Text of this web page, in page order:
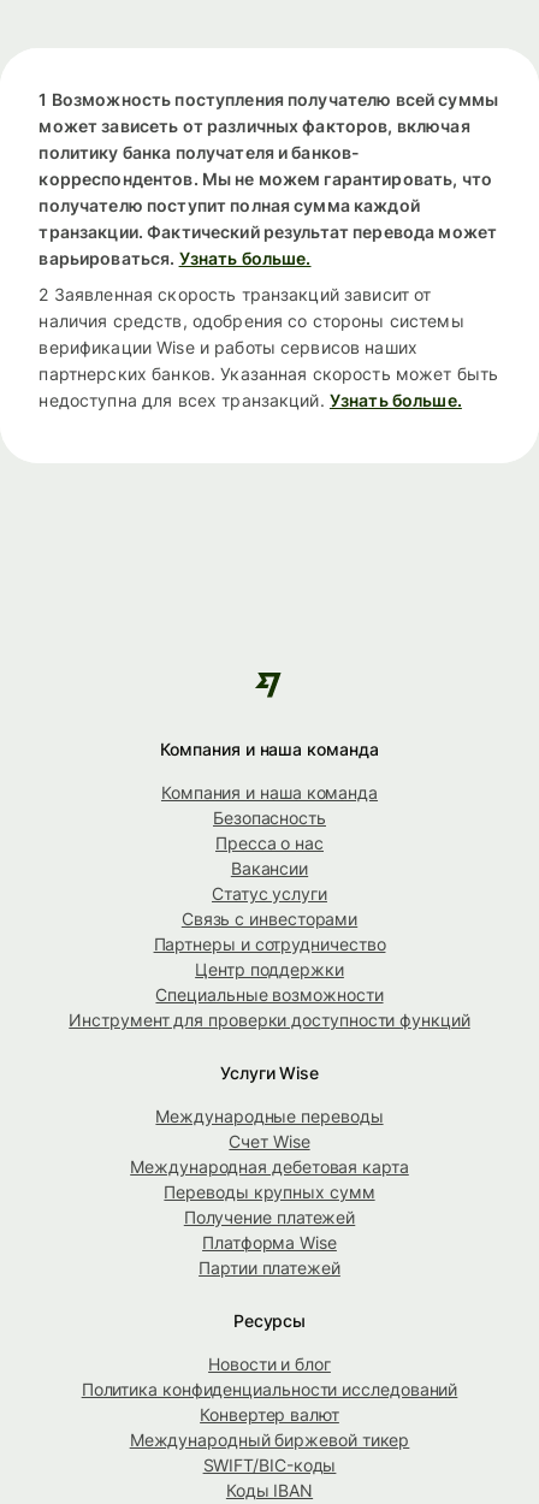
1 Возможность поступления получателю всей суммы
может зависеть от различных факторов, включая
политику банка получателя и банков-
корреспондентов. Мы не можем гарантировать, что
получателю поступит полная сумма каждой
транзакции. Фактический результат перевода может
варьироваться. Узнать больше.
2 Заявленная скорость транзакций зависит от
наличия средств, одобрения со стороны системы
верификации Wise и работы сервисов наших
партнерских банков. Указанная скорость может быть
недоступна для всех транзакций. Узнать больше.
Компания и наша команда
Компания и наша команда
Безопасность
Пресса о нас
Вакансии
Статус услуги
Связь с инвесторами
Партнеры и сотрудничество
Центр поддержки
Специальные возможности
Инструмент для проверки доступности функций
Услуги Wise
Международные переводы
Счет Wise
Международная дебетовая карта
Переводы крупных сумм
Получение платежей
Платформа Wise
Партии платежей
Ресурсы
Новости и блог
Политика конфиденциальности исследований
Конвертер валют
Международный биржевой тикер
SWIFT/BIC-коды
Коды IBAN